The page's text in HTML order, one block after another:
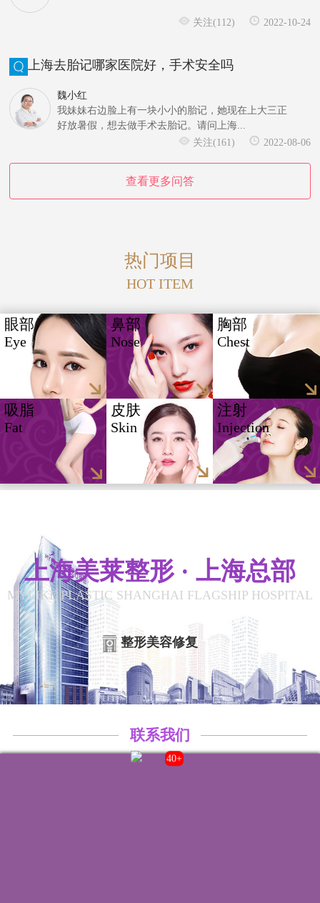
关注(112) 2022-10-24
上海去胎记哪家医院好，手术安全吗
魏小红
我妹妹右边脸上有一块小小的胎记，她现在上大三正
好放暑假，想去做手术去胎记。请问上海...
关注(161)
2022-08-06
查看更多问答
热门项目
HOT ITEM
眼部
Eye
鼻部
Nose
胸部
Chest
吸脂
Fat
皮肤
Skin
注射
Injection
上海美莱整形 · 上海总部
MYLIKE PLASTIC SHANGHAI FLAGSHIP HOSPITAL
整形美容修复
联系我们
院内电话:
021-22235555
43+